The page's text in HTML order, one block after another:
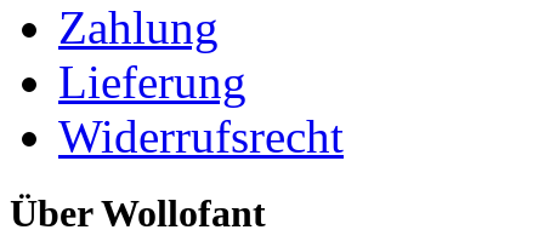
Zahlung
Lieferung
Widerrufsrecht
Über Wollofant